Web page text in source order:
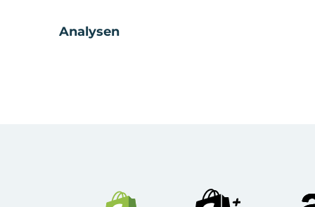
Analysen